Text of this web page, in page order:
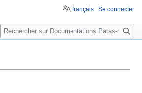
français Se connecter
Rechercher